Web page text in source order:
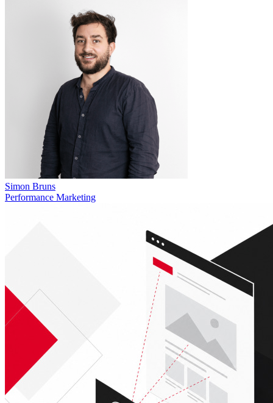
Simon Bruns
Performance Marketing